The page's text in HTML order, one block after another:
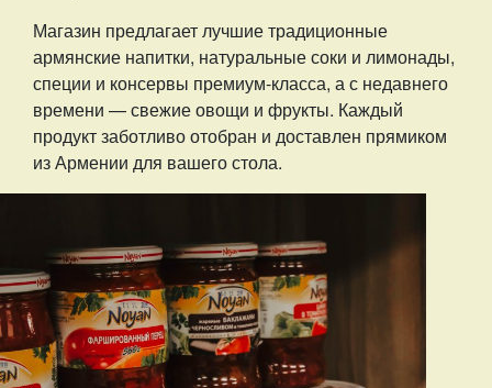
Магазин предлагает лучшие традиционные
армянские напитки, натуральные соки и лимонады,
специи и консервы премиум-класса, а с недавнего
времени — свежие овощи и фрукты. Каждый
продукт заботливо отобран и доставлен прямиком
из Армении для вашего стола.